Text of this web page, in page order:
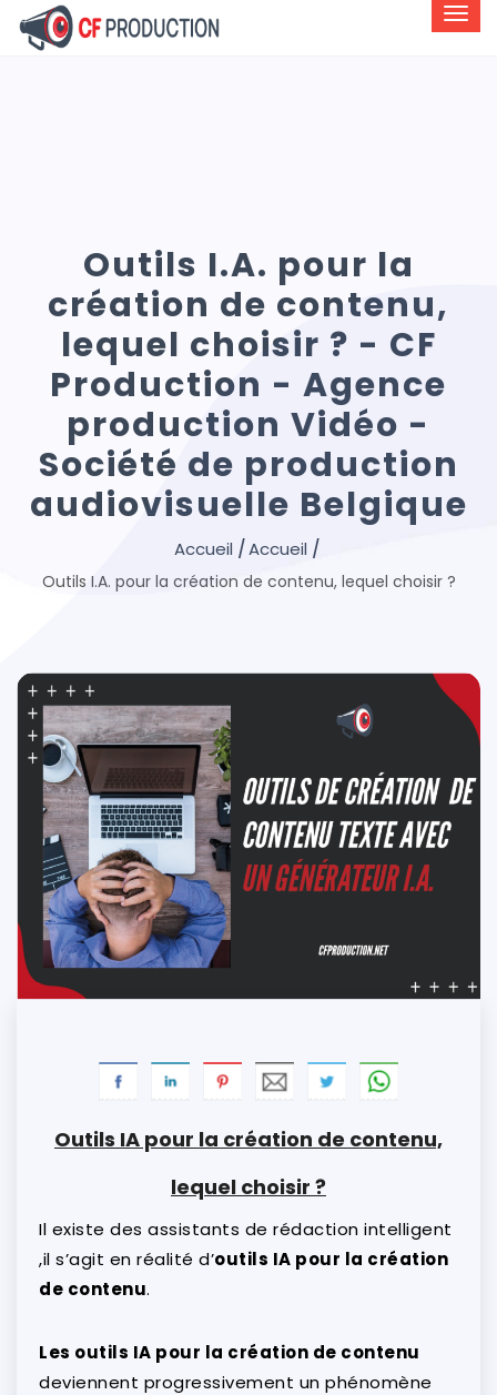
Outils I.A. pour la
création de contenu,
lequel choisir ? - CF
Production - Agence
production Vidéo -
Société de production
audiovisuelle Belgique
Outils I.A. pour la création de contenu, lequel choisir ?
Outils IA pour la création de contenu,
lequel choisir ?
Il existe des assistants de rédaction intelligent
,il s’agit en réalité d’outils IA pour la création
de contenu.
Les outils IA pour la création de contenu
deviennent progressivement un phénomène